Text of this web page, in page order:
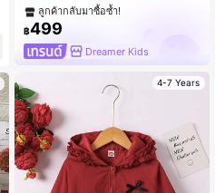
ลูกค้ากลับมาซื้อซ้ำ!
฿499
Dreamer Kids
4-7 Years